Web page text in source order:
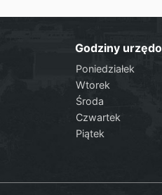
Godziny
Poniedziałek
Wtorek
Środa
Czwartek
Piątek